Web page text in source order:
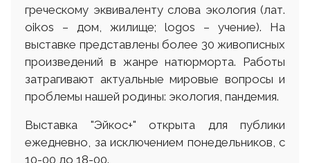
греческому эквиваленту слова экология (лат.
оіkos – дом, жилище; logos – учение). На
выставке представлены более 30 живописных
произведений в жанре натюрморта. Работы
затрагивают актуальные мировые вопросы и
проблемы нашей родины: экология, пандемия.
Выставка "Эйкос+" открыта для публики
ежедневно, за исключением понедельников, с
10-00 до 18-00.